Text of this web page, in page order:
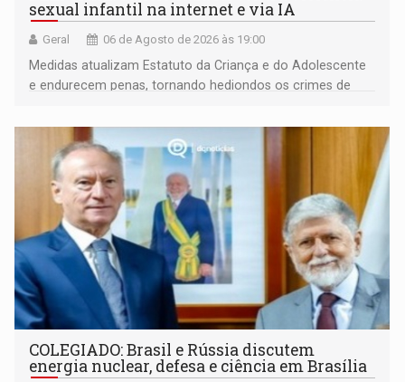
sexual infantil na internet e via IA
Geral 06 de Agosto de 2026 às 19:00
Medidas atualizam Estatuto da Criança e do Adolescente
e endurecem penas, tornando hediondos os crimes de
COLEGIADO: Brasil e Rússia discutem
energia nuclear, defesa e ciência em Brasília